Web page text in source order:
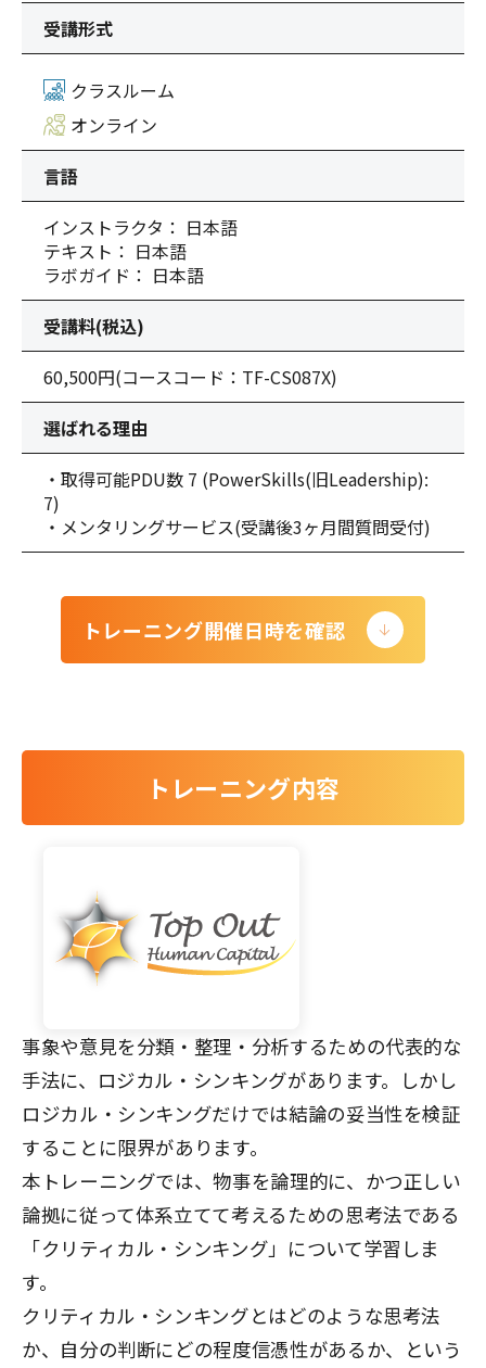
受講形式
クラスルーム
オンライン
言語
インストラクタ： 日本語
テキスト： 日本語
ラボガイド： 日本語
受講料(税込)
60,500円(コースコード：TF-CS087X)
選ばれる理由
・取得可能PDU数 7 (PowerSkills(旧Leadership):
7)
・メンタリングサービス(受講後3ヶ月間質問受付)
トレーニング開催日時を確認
トレーニング内容
事象や意見を分類・整理・分析するための代表的な
手法に、ロジカル・シンキングがあります。しかし
ロジカル・シンキングだけでは結論の妥当性を検証
することに限界があります。
本トレーニングでは、物事を論理的に、かつ正しい
論拠に従って体系立てて考えるための思考法である
「クリティカル・シンキング」について学習しま
す。
クリティカル・シンキングとはどのような思考法
か、自分の判断にどの程度信憑性があるか、という